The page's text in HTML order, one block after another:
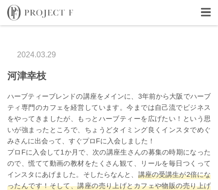
2024.03.29
河津幸枝
ハーブティーブレンドの講座をメインに、3年前から大阪でハーブ
ティ専門のカフェを経営しています。今までは自己流でビジネス
をやってきましたが、もっとハーブティーを広げたい！という思
いが強まったところで、ちょうどタイミング良くインスタでめぐ
みさんに出会って、すぐプロFに入会しました！
プロFに入会して1か月で、次の講座生さんの募集の時期になった
ので、慌てて動画の教材をたくさん観て、リールを毎日つくって
インスタにあげました。そしたらなんと、 講座の受講生が2倍にな
ったんです！そして、講座の売り上げとカフェや物販の売り上げ